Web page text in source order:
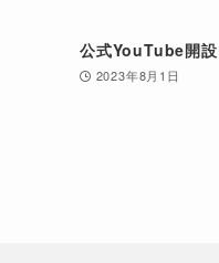
公式YouTube開設
2023年8月1日